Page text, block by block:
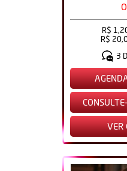
R$
R$
3
VER